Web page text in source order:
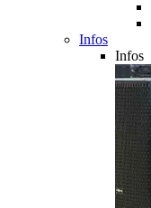
Infos
Infos